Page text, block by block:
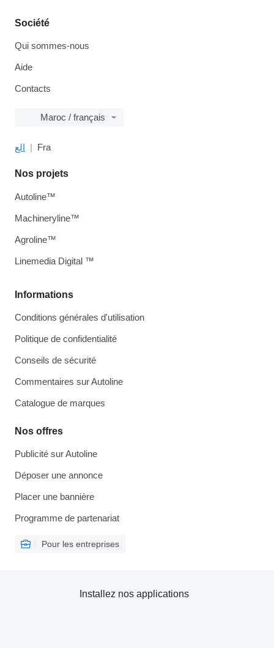
Société
Qui sommes-nous
Aide
Contacts
Maroc / français
الع Fra
Informations
Conditions générales d'utilisation
Politique de confidentialité
Conseils de sécurité
Commentaires sur Autoline
Catalogue de marques
Nos offres
Publicité sur Autoline
Déposer une annonce
Placer une bannière
Programme de partenariat
Pour les entreprises
Nos projets
Autoline™
Machineryline™
Agroline™
Linemedia Digital ™
Installez nos applications